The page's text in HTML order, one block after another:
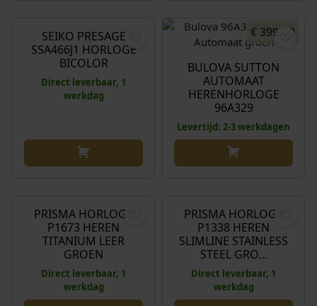
SEIKO PRESAGE
SSA466J1 HORLOGE
BICOLOR
Direct leverbaar, 1
werkdag
€ 399,00
BULOVA SUTTON
AUTOMAAT
HERENHORLOGE
96A329
Levertijd: 2-3 werkdagen
PRISMA HORLOGE
P1673 HEREN
TITANIUM LEER
GROEN
Direct leverbaar, 1
werkdag
PRISMA HORLOGE
P1338 HEREN
SLIMLINE STAINLESS
STEEL GRO…
Direct leverbaar, 1
werkdag